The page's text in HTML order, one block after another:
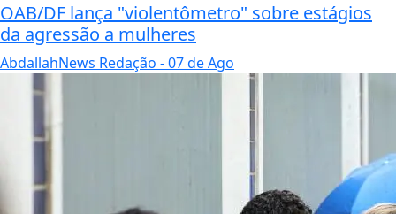
OAB/DF lança "violentômetro" sobre estágios
da agressão a mulheres
AbdallahNews Redação - 07 de Ago